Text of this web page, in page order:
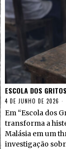
ESCOLA DOS
4 DE JUNHO DE 2026
Em “Escola dos
transforma a
Malásia em um
investigação